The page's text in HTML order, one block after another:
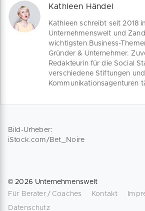
Umsatzes sowie eine
Kathleen Händel
Kathleen schreibt seit 2018
Unternehmenswelt und
wichtigsten Business-
Gründer & Unternehmer.
Redakteurin für die Social
verschiedene Stiftungen und
Kommunikationsagenturen
Bild-Urheber:
iStock.com/Bet_Noire
©2026 Unternehmenswelt
Für Berater / Coaches
Kontakt
Datenschutz